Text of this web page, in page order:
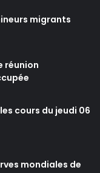
migrants
réunion
cours du jeudi 06
mondiales de